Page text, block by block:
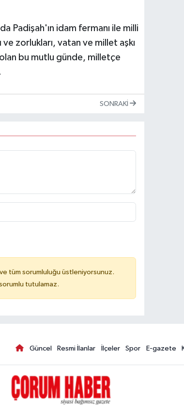
Padişah'ın idam fermanı ile milli
zorlukları, vatan ve millet aşkı
bu mutlu günde, milletçe
SONRAKI
tüm sorumluluğu üstleniyorsunuz.
tutulamaz.
Güncel Resmi İlanlar İlçeler Spor E-gazete